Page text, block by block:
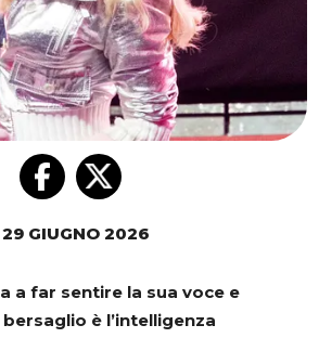
29 GIUGNO 2026
a far sentire la sua voce e
è l’intelligenza